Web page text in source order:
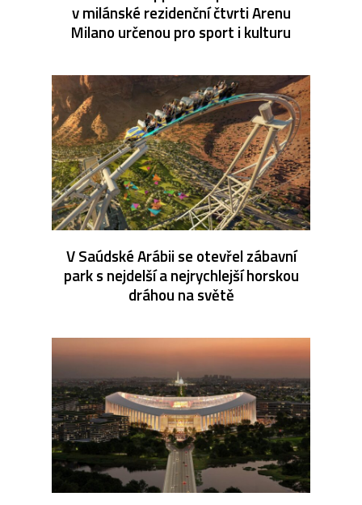
v milánské rezidenční čtvrti Arenu
Milano určenou pro sport i kulturu
V Saúdské Arábii se otevřel zábavní
park s nejdelší a nejrychlejší horskou
dráhou na světě